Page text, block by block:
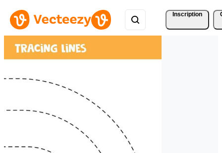
Inscription